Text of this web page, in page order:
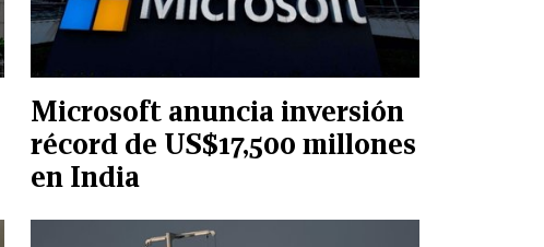
Microsoft anuncia inversión
récord de US$17,500 millones
en India